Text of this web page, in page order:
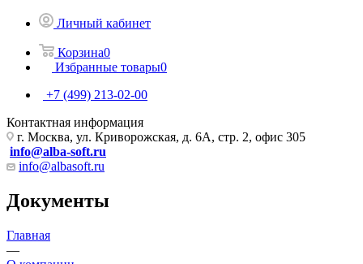
Личный кабинет
Корзина0
Избранные товары0
+7 (499) 213-02-00
Контактная информация
г. Москва, ул. Криворожская, д. 6А, стр. 2, офис 305
info@alba-soft.ru
info@albasoft.ru
Документы
Главная
—